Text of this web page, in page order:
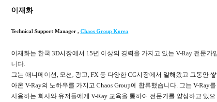
이재화
Technical Support Manager , Chaos Group Korea
이재화는 한국 3D시장에서 15년 이상의 경력을 가지고 있는 V-Ray 전문가
니다.
그는 애니메이션, 모션, 광고, FX 등 다양한 CG시장에서 일해왔고 그동안 쌓
아온 V-Ray의 노하우를 가지고 Chaos Group에 합류했습니다. 그는 V-Ray를
사용하는 회사와 유저들에게 V-Ray 교육을 통하여 전문가를 양성하고 있으